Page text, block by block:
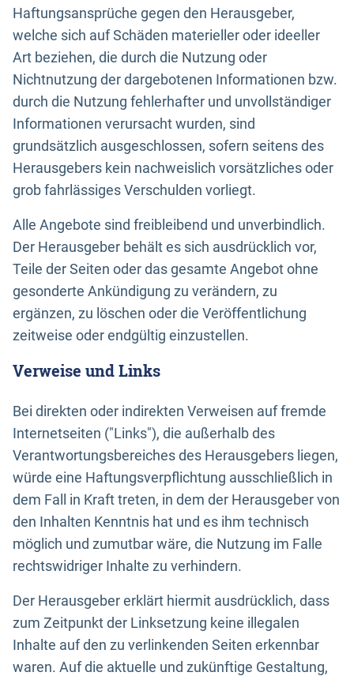
Haftungsansprüche gegen den Herausgeber,
welche sich auf Schäden materieller oder ideeller
Art beziehen, die durch die Nutzung oder
Nichtnutzung der dargebotenen Informationen bzw.
durch die Nutzung fehlerhafter und unvollständiger
Informationen verursacht wurden, sind
grundsätzlich ausgeschlossen, sofern seitens des
Herausgebers kein nachweislich vorsätzliches oder
grob fahrlässiges Verschulden vorliegt.
Alle Angebote sind freibleibend und unverbindlich.
Der Herausgeber behält es sich ausdrücklich vor,
Teile der Seiten oder das gesamte Angebot ohne
gesonderte Ankündigung zu verändern, zu
ergänzen, zu löschen oder die Veröffentlichung
zeitweise oder endgültig einzustellen.
Verweise und Links
Bei direkten oder indirekten Verweisen auf fremde
Internetseiten ("Links"), die außerhalb des
Verantwortungsbereiches des Herausgebers liegen,
würde eine Haftungsverpflichtung ausschließlich in
dem Fall in Kraft treten, in dem der Herausgeber von
den Inhalten Kenntnis hat und es ihm technisch
möglich und zumutbar wäre, die Nutzung im Falle
rechtswidriger Inhalte zu verhindern.
Der Herausgeber erklärt hiermit ausdrücklich, dass
zum Zeitpunkt der Linksetzung keine illegalen
Inhalte auf den zu verlinkenden Seiten erkennbar
waren. Auf die aktuelle und zukünftige Gestaltung,